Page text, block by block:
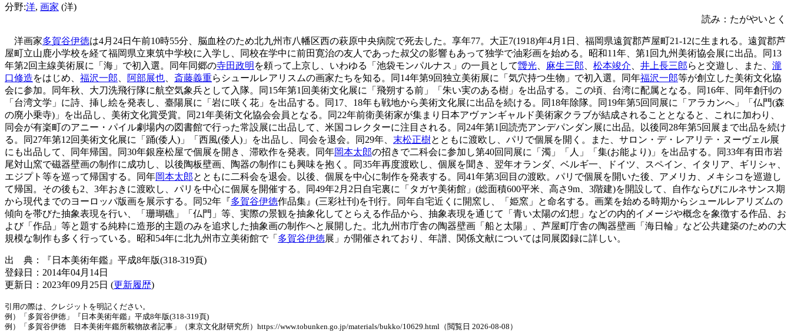
分野:洋, 画家 (洋)
読み：たがやいとく
洋画家多賀谷伊徳は4月24日午前10時55分、脳血栓のため北九州市八幡区西の萩原中央病院で死去した。享年77。大正7(1918)年4月1日、福岡県遠賀郡芦屋町21-12に生まれる。遠賀郡芦
屋町立山鹿小学校を経て福岡県立東筑中学校に入学し、同校在学中に前田寛治の友人であった叔父の影響もあって独学で油彩画を始める。昭和11年、第1回九州美術協会展に出品。同13
年第2回主線美術展に「海」で初入選。同年同郷の寺田政明 を頼って上京し、いわゆる「池袋モンパルナス」の一員として靉光 麻生三郎 松本竣介 井上長三郎らと交遊し、また、 瀧
口修造をはじめ、 福沢一郎 阿部展也 斎藤義重らシュールレアリスムの画家たちを知る。同14年第9回独立美術展に「気穴持つ生物」で初入選。同年福沢一郎等が創立した美術文化協
会に参加。同年秋、大刀洗飛行隊に航空気象兵として入隊。同15年第1回美術文化展に「飛朔する前」「朱い実のある樹」を出品する。この頃、台湾に配属となる。同16年、同年創刊の
「台湾文学」に詩、挿し絵を発表し、臺陽展に「岩に咲く花」を出品する。同17、18年も戦地から美術文化展に出品を続ける。同18年除隊。同19年第5回同展に「アラカンへ」「仏門(森
の廃小乗寺)」を出品し、美術文化賞受賞。同21年美術文化協会会員となる。同22年前衛美術家が集まり日本アヴァンギャルド美術家クラブが結成されることとなると、これに加わり、
同会が有楽町のアニー・パイル劇場内の図書館で行った常設展に出品して、米国コレクターに注目される。同24年第1回読売アンデパンダン展に出品。以後同28年第5回展まで出品を続け
る。同27年第12回美術文化展に「踊(倭人)」「西風(倭人)」を出品し、同会を退会。同29年、 末松正樹とともに渡欧し、パリで個展を開く。また、サロン・デ・レアリテ・ヌーヴェル展
にも出品して、同年帰国。同30年銀座松屋で個展を開き、滞欧作を発表。同年岡本太郎の招きで二科会に参加し第40回同展に「濁」「人」「集(お能より)」を出品する。同33年有田市岩
尾対山窯で磁器壁画の制作に成功し、以後陶板壁画、陶器の制作にも興味を抱く。同35年再度渡欧し、個展を聞き、翌年オランダ、ベルギ一、ドイツ、スペイン、イタリア、ギリシャ、
エジプト等を巡って帰国する。同年岡本太郎とともに二科会を退会。以後、個展を中心に制作を発表する。同41年第3回目の渡欧。パリで個展を開いた後、アメリカ、メキシコを巡遊し
て帰国。その後も2、3年おきに渡欧し、パリを中心に個展を開催する。同49年2月2日自宅裏に「タガヤ美術館」(総面積600平米、高さ9m、3階建)を開設して、自作ならびにルネサンス期
から現代までのヨーロッパ版画を展示する。同52年『多賀谷伊徳作品集』(三彩社刊)を刊行。同年自宅近くに開窯し、「姫窯」と命名する。画業を始める時期からシュールレアリズムの
傾向を帯びた抽象表現を行い、「珊瑚礁」「仏門」等、実際の景観を抽象化してとらえる作品から、抽象表現を通じて「青い太陽の幻想」などの内的イメージや概念を象徴する作品、お
よび「作品」等と題する純粋に造形的主題のみを追求した抽象画の制作へと展開した。北九州市庁舎の陶器壁画「船と太陽」、芦屋町庁舎の陶器壁画「海日輪」など公共建築のための大
規模な制作も多く行っている。昭和54年に北九州市立美術館で「 多賀谷伊徳展」が開催されており、年譜、関係文献については同展図録に詳しい。
出 典：『日本美術年鑑』平成8年版(318-319頁)
登録日：2014年04月14日
更新日：2023年09月25日 (更新履歴)
引用の際は、クレジットを明記ください。
例）「多賀谷伊徳」『日本美術年鑑』平成8年版(318-319頁)
例）「多賀谷伊徳 日本美術年鑑所載物故者記事」（東京文化財研究所）https://www.tobunken.go.jp/materials/bukko/10629.html（閲覧日 2026-08-08）